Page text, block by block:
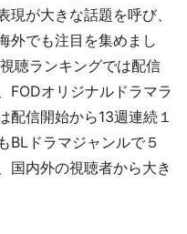
が大きな話題を呼び、
外でも注目を集めまし
聴ランキングでは配信
FODオリジナルドラマラ
配信開始から13週連続１
BLドラマジャンルで５
国内外の視聴者から大き